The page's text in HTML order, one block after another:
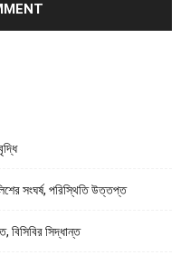
সংঘর্ষ, পরিস্থিতি উত্তপ্ত
বিসিবির সিদ্ধান্ত